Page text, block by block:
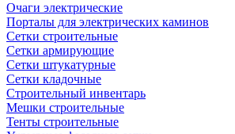
Очаги электрические
Порталы для электрических каминов
Сетки строительные
Сетки армирующие
Сетки штукатурные
Сетки кладочные
Строительный инвентарь
Мешки строительные
Тенты строительные